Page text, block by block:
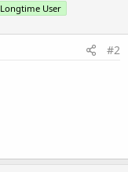
Longtime User
#2